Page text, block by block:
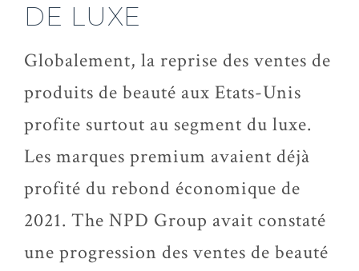
DE LUXE
Globalement, la reprise des ventes de
produits de beauté aux Etats-Unis
profite surtout au segment du luxe.
Les marques premium avaient déjà
profité du rebond économique de
2021. The NPD Group avait constaté
une progression des ventes de beauté